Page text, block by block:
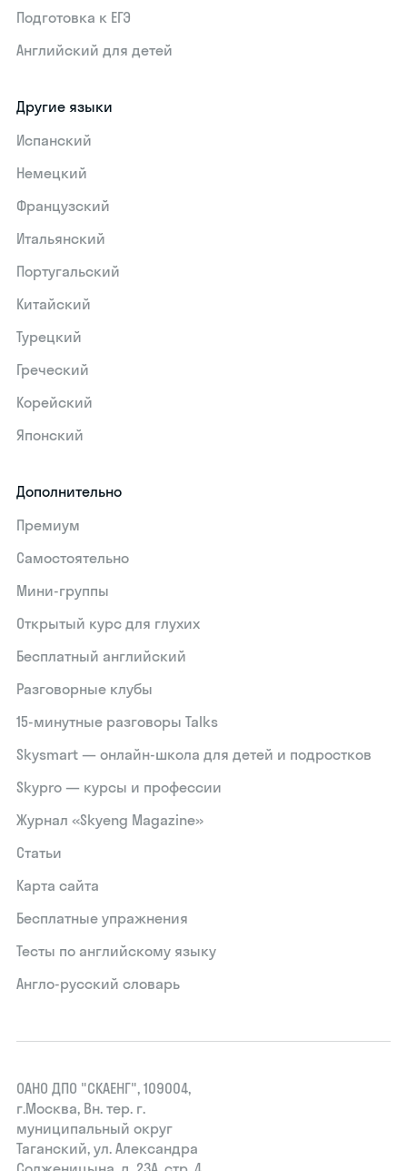
Подготовка к ЕГЭ
Английский для детей
Другие языки
Испанский
Немецкий
Французский
Итальянский
Португальский
Китайский
Турецкий
Греческий
Корейский
Японский
Дополнительно
Премиум
Самостоятельно
Мини-группы
Открытый курс для глухих
Бесплатный английский
Разговорные клубы
15‑минутные разговоры Talks
Skysmart — онлайн-школа для детей и подростков
Skypro — курсы и профессии
Журнал «Skyeng Magazine»
Статьи
Карта сайта
Бесплатные упражнения
Тесты по английскому языку
Англо-русский словарь
ОАНО ДПО "СКАЕНГ", 109004,
г.Москва, Вн. тер. г.
муниципальный округ
Таганский, ул. Александра